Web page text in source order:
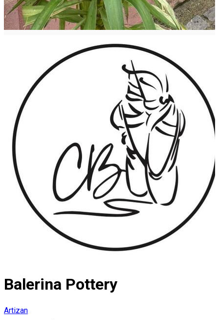
Balerina Pottery
Artizan